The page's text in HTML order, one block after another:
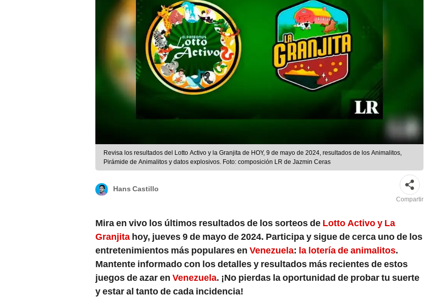
Revisa los resultados del Lotto Activo y la Granjita de HOY, 9 de mayo de 2024, resultados de los Animalitos,
Pirámide de Animalitos y datos explosivos. Foto: composición LR de Jazmin Ceras
Hans Castillo
Compartir
Mira en vivo los últimos resultados de los sorteos de Lotto Activo y La
Granjita hoy, jueves 9 de mayo de 2024. Participa y sigue de cerca uno de los
entretenimientos más populares en Venezuela: la lotería de animalitos.
Mantente informado con los detalles y resultados más recientes de estos
juegos de azar en Venezuela. ¡No pierdas la oportunidad de probar tu suerte
y estar al tanto de cada incidencia!